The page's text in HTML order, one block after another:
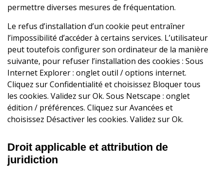
permettre diverses mesures de fréquentation.
Le refus d’installation d’un cookie peut entraîner
l’impossibilité d’accéder à certains services. L’utilisateur
peut toutefois configurer son ordinateur de la manière
suivante, pour refuser l’installation des cookies : Sous
Internet Explorer : onglet outil / options internet.
Cliquez sur Confidentialité et choisissez Bloquer tous
les cookies. Validez sur Ok. Sous Netscape : onglet
édition / préférences. Cliquez sur Avancées et
choisissez Désactiver les cookies. Validez sur Ok.
Droit applicable et attribution de
juridiction